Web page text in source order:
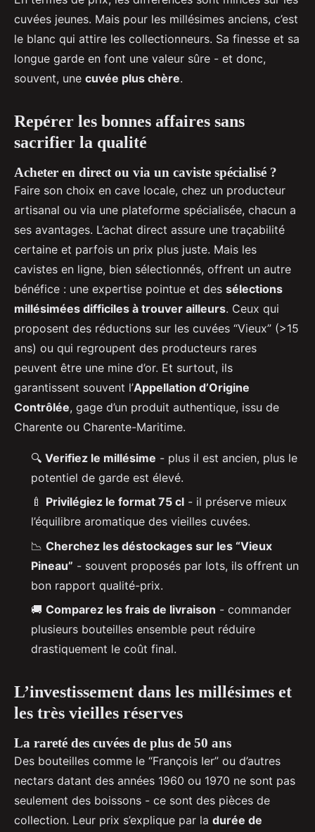
cuvées jeunes. Mais pour les millésimes anciens, c’est
le blanc qui attire les collectionneurs. Sa finesse et sa
longue garde en font une valeur sûre - et donc,
souvent, une cuvée plus chère.
Repérer les bonnes affaires sans
sacrifier la qualité
Acheter en direct ou via un caviste spécialisé ?
Faire son choix en cave locale, chez un producteur
artisanal ou via une plateforme spécialisée, chacun a
ses avantages. L’achat direct assure une traçabilité
certaine et parfois un prix plus juste. Mais les
cavistes en ligne, bien sélectionnés, offrent un autre
bénéfice : une expertise pointue et des sélections
millésimées difficiles à trouver ailleurs. Ceux qui
proposent des réductions sur les cuvées “Vieux” (>15
ans) ou qui regroupent des producteurs rares
peuvent être une mine d’or. Et surtout, ils
garantissent souvent l’Appellation d’Origine
Contrôlée, gage d’un produit authentique, issu de
Charente ou Charente-Maritime.
🔍 Verifiez le millésime - plus il est ancien, plus le
potentiel de garde est élevé.
🍼 Privilégiez le format 75 cl - il préserve mieux
l’équilibre aromatique des vieilles cuvées.
📉 Cherchez les déstockages sur les “Vieux
Pineau” - souvent proposés par lots, ils offrent un
bon rapport qualité-prix.
🚚 Comparez les frais de livraison - commander
plusieurs bouteilles ensemble peut réduire
drastiquement le coût final.
L’investissement dans les millésimes et
les très vieilles réserves
La rareté des cuvées de plus de 50 ans
Des bouteilles comme le “François Ier” ou d’autres
nectars datant des années 1960 ou 1970 ne sont pas
seulement des boissons - ce sont des pièces de
collection. Leur prix s’explique par la durée de